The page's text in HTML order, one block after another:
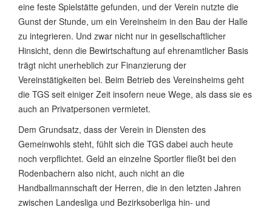
eine feste Spielstätte gefunden, und der Verein nutzte die
Gunst der Stunde, um ein Vereinsheim in den Bau der Halle
zu integrieren. Und zwar nicht nur in gesellschaftlicher
Hinsicht, denn die Bewirtschaftung auf ehrenamtlicher Basis
trägt nicht unerheblich zur Finanzierung der
Vereinstätigkeiten bei. Beim Betrieb des Vereinsheims geht
die TGS seit einiger Zeit insofern neue Wege, als dass sie es
auch an Privatpersonen vermietet.
Dem Grundsatz, dass der Verein in Diensten des
Gemeinwohls steht, fühlt sich die TGS dabei auch heute
noch verpflichtet. Geld an einzelne Sportler fließt bei den
Rodenbachern also nicht, auch nicht an die
Handballmannschaft der Herren, die in den letzten Jahren
zwischen Landesliga und Bezirksoberliga hin- und